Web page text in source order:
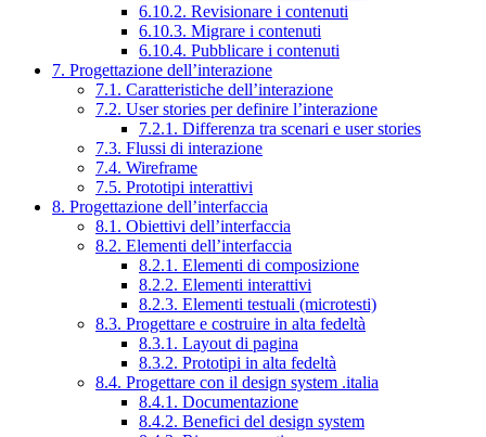
6.10.2. Revisionare i contenuti
6.10.3. Migrare i contenuti
6.10.4. Pubblicare i contenuti
7. Progettazione dell’interazione
7.1. Caratteristiche dell’interazione
7.2. User stories per definire l’interazione
7.2.1. Differenza tra scenari e user stories
7.3. Flussi di interazione
7.4. Wireframe
7.5. Prototipi interattivi
8. Progettazione dell’interfaccia
8.1. Obiettivi dell’interfaccia
8.2. Elementi dell’interfaccia
8.2.1. Elementi di composizione
8.2.2. Elementi interattivi
8.2.3. Elementi testuali (microtesti)
8.3. Progettare e costruire in alta fedeltà
8.3.1. Layout di pagina
8.3.2. Prototipi in alta fedeltà
8.4. Progettare con il design system .italia
8.4.1. Documentazione
8.4.2. Benefici del design system